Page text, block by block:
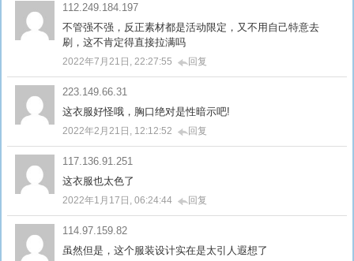
112.249.184.197
不管强不强，反正素材都是活动限定，又不用自己特意去
刷，这不肯定得直接拉满吗
2022年7月21日, 22:27:55 回复
223.149.66.31
这衣服好怪哦，胸口绝对是性暗示吧!
2022年2月21日, 12:12:52 回复
117.136.91.251
这衣服也太色了
2022年1月17日, 06:24:44 回复
114.97.159.82
虽然但是，这个服装设计实在是太引人遐想了